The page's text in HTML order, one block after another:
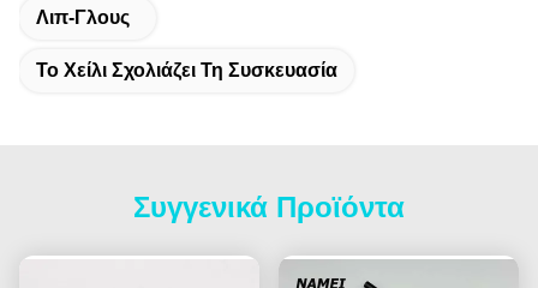
Λιπ-Γλους
Το Χείλι Σχολιάζει Τη Συσκευασία
Συγγενικά Προϊόντα